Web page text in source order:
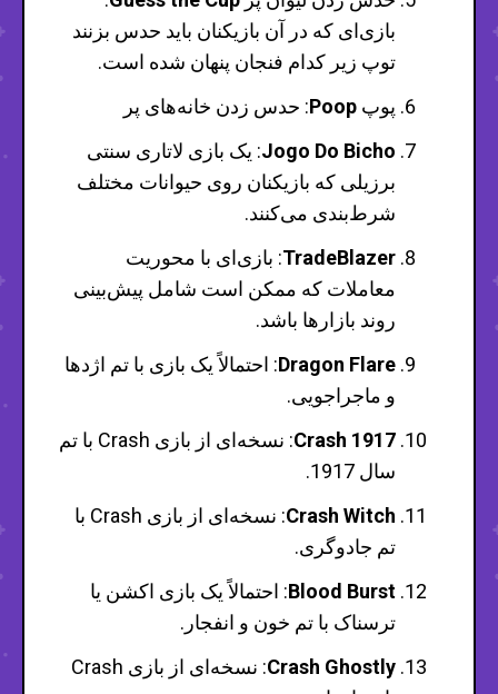
بازی‌ای که در آن بازیکنان باید حدس بزنند
توپ زیر کدام فنجان پنهان شده است.
پوپ Poop: حدس زدن خانه‌های پر
Jogo Do Bicho: یک بازی لاتاری سنتی
برزیلی که بازیکنان روی حیوانات مختلف
شرط‌بندی می‌کنند.
TradeBlazer: بازی‌ای با محوریت
معاملات که ممکن است شامل پیش‌بینی
روند بازارها باشد.
Dragon Flare: احتمالاً یک بازی با تم اژدها
و ماجراجویی.
Crash 1917
: نسخه‌ای از بازی Crash با تم
سال 1917.
Crash Witch
: نسخه‌ای از بازی Crash با
تم جادوگری.
Blood Burst: احتمالاً یک بازی اکشن یا
ترسناک با تم خون و انفجار.
Crash Ghostly
: نسخه‌ای از بازی Crash